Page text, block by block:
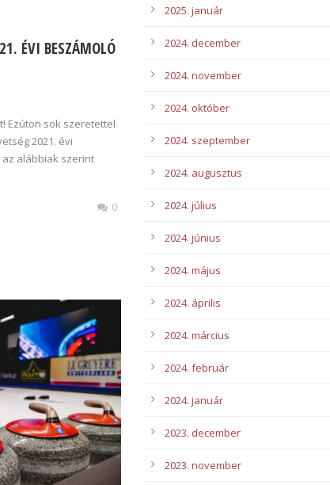
ÉVI BESZÁMOLÓ
Ezúton sok szeretettel
2021. évi
alábbiak szerint
0
2025. január
2024. december
2024. november
2024. október
2024. szeptember
2024. augusztus
2024. július
2024. június
2024. május
2024. április
2024. március
2024. február
2024. január
2023. december
2023. november